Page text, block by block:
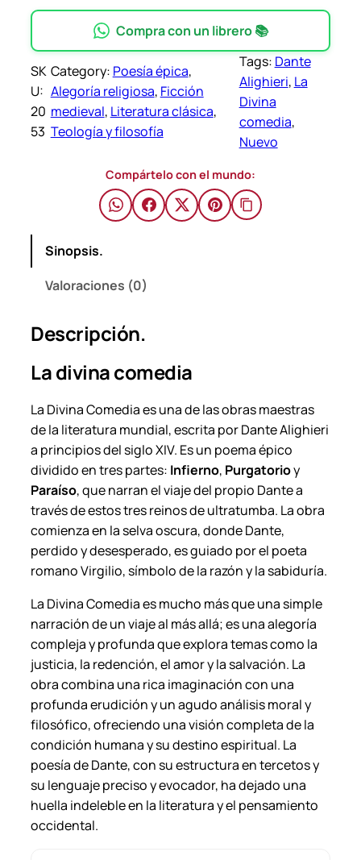
d
v
i
n
a
c
i
–
n
l
i
g
h
i
e
r
i
.
a
n
t
i
d
a
d
Compra con un librero 📚
SK
U:
20
53
Category: Poesía épica
Alegoría religiosa, Ficción
medieval, Literatura clásica
Teología y filosofía
Tags: Dante
Alighieri, La
Divina
comedia
Nuevo
Compártelo con el mundo:
Sinopsis.
Valoraciones (0)
Descripción.
La divina comedia
La Divina Comediaes una de las obras maestras
de la literatura mundial, escrita por Dante Alighieri
a principios del siglo XIV. Es un poema épico
dividido en tres partes: Infierno, Purgatorioy
Paraíso, que narran el viaje del propio Dante a
través de estos tres reinos de ultratumba. La obra
comienza en la selva oscura, donde Dante,
perdido y desesperado, es guiado por el poeta
romano Virgilio, símbolo de la razón y la sabiduría.
La Divina Comediaes mucho más que una simple
narración de un viaje al más allá; es una alegoría
compleja y profunda que explora temas como la
justicia, la redención, el amor y la salvación. La
obra combina una rica imaginación con una
profunda erudición y un agudo análisis moral y
filosófico, ofreciendo una visión completa de la
condición humana y su destino espiritual. La
poesía de Dante, con su estructura en tercetos y
su lenguaje preciso y evocador, ha dejado una
huella indeleble en la literatura y el pensamiento
occidental.